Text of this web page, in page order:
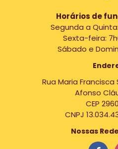
Horários de
Segunda a
Sexta-feira:
Sábado e
Rua Maria Francisca
Afonso
CEP
CNPJ
Nossas